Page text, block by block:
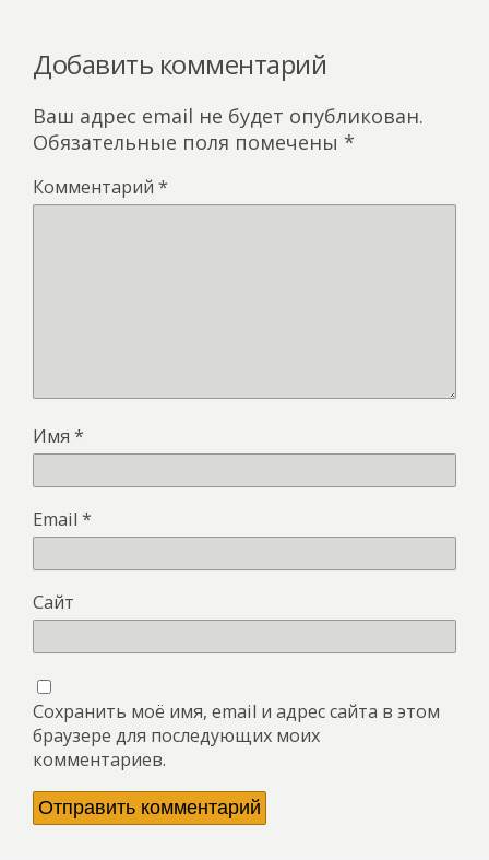
Добавить комментарий
Ваш адрес email не будет опубликован.
Обязательные поля помечены *
Комментарий *
Имя *
Email *
Сайт
Сохранить моё имя, email и адрес сайта в этом
браузере для последующих моих
комментариев.